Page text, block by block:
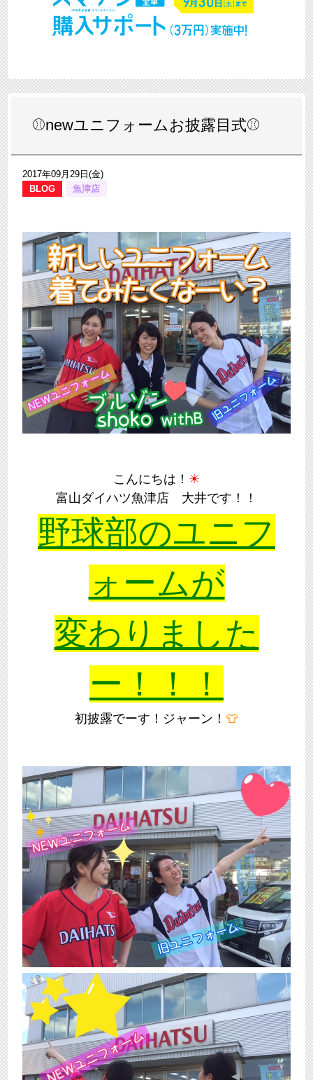
⚾newユニフォームお披露目式⚾
2017年09月29日(金)
BLOG
魚津店
こんにちは！ ☀
富山ダイハツ魚津店 大井です！！
野球部のユニフ
ォームが
変わりました
ー！！！
初披露でーす！ジャーン！ 👕